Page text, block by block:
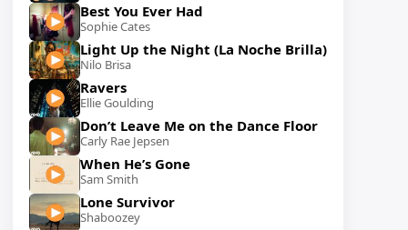
Best You Ever Had
Sophie Cates
Light Up the Night (La Noche Brilla)
Nilo Brisa
Ravers
Ellie Goulding
Don’t Leave Me on the Dance Floor
Carly Rae Jepsen
When He’s Gone
Sam Smith
Lone Survivor
Shaboozey